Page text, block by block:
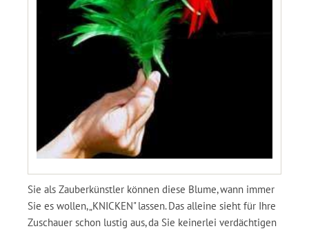
Sie als Zauberkünstler können diese Blume, wann immer
Sie es wollen, „KNICKEN" lassen. Das alleine sieht für Ihre
Zuschauer schon lustig aus, da Sie keinerlei verdächtigen